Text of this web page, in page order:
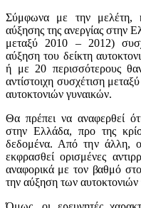
Σύμφωνα με την μελέτη,
αύξησης της ανεργίας στην
μεταξύ 2010 – 2012)
αύξηση του δείκτη
ή με 20 περισσότερους
αντίστοιχη συσχέτιση
αυτοκτονιών γυναικών.
Θα πρέπει να αναφερθεί
στην Ελλάδα, προ της
δεδομένα. Από την άλλη,
εκφρασθεί ορισμένες
αναφορικά με τον βαθμό
την αύξηση των αυτοκτονιών